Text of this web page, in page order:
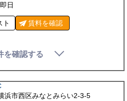
即日
ト 賃料を確認
を確認する
浜市西区みなとみらい2-3-5